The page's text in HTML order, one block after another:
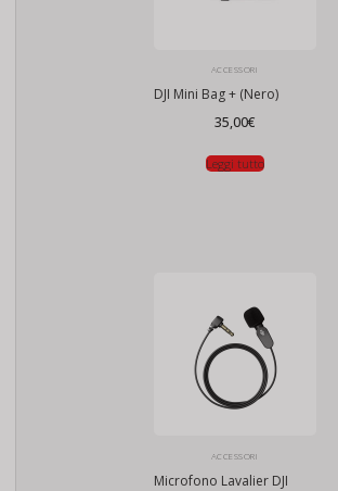
ACCESSORI
DJI Mini Bag + (Nero)
35,00€
Leggi tutto
ACCESSORI
Microfono Lavalier DJI